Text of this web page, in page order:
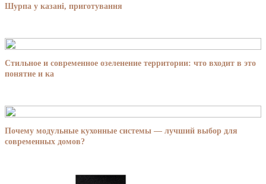
Шурпа у казані, приготування
Стильное и современное озеленение территории: что входит в это
понятие и ка
Почему модульные кухонные системы — лучший выбор для
современных домов?